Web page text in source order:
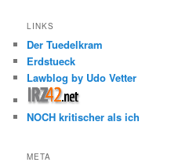
LINKS
Der Tuedelkram
Erdstueck
Lawblog by Udo Vetter
NOCH kritischer als ich
META